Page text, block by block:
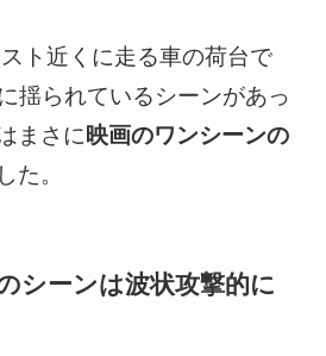
ト近くに走る車の荷台で
揺られているシーンがあっ
まさに映画のワンシーンの
た。
シーンは波状攻撃的に